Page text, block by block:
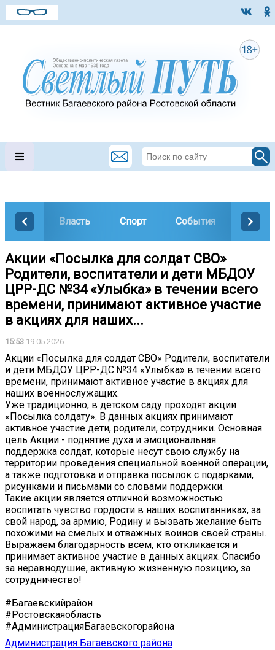
Власть Спорт События
Акции «Посылка для солдат СВО»
Родители, воспитатели и дети МБДОУ
ЦРР-ДС №34 «Улыбка» в течении всего
времени, принимают активное участие
в акциях для наших...
15:53 19.05.2026
Акции «Посылка для солдат СВО» Родители, воспитатели
и дети МБДОУ ЦРР-ДС №34 «Улыбка» в течении всего
времени, принимают активное участие в акциях для
наших военнослужащих.
Уже традиционно, в детском саду проходят акции
«Посылка солдату». В данных акциях принимают
активное участие дети, родители, сотрудники. Основная
цель Акции - поднятие духа и эмоциональная
поддержка солдат, которые несут свою службу на
территории проведения специальной военной операции,
а также подготовка и отправка посылок с подарками,
рисунками и письмами со словами поддержки.
Такие акции является отличной возможностью
воспитать чувство гордости в наших воспитанниках, за
свой народ, за армию, Родину и вызвать желание быть
похожими на смелых и отважных воинов своей страны.
Выражаем благодарность всем, кто откликается и
принимает активное участие в данных акциях. Спасибо
за неравнодушие, активную жизненную позицию, за
сотрудничество!
#Багаевскийрайон
#Ростовскаяобласть
#АдминистрацияБагаевскогорайона
Администрация Багаевского района